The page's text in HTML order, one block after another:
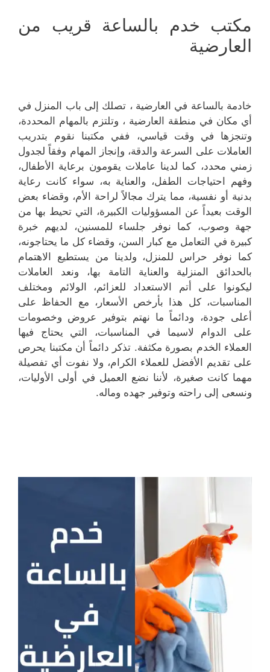
مكتب خدم بالساعة قريب من
العارضية
خادمة بالساعة في العارضية ، تصلك إلى باب المنزل في
أي مكان في منطقة العارضية ، وتلتزم بالمهام المحددة،
وتنجزها في وقت قياسي، ففي مكتبنا نقوم بتدريب
العاملات على السرعة والدقة، وإنجاز المهام وفقاً لجدول
زمني محدد، كما لدينا عاملات يقومون برعاية الأطفال،
وفهم احتياجات الطفل، والعناية به، سواء كانت رعاية
بدنية أو نفسية، مما يترك مجالاً لراحة الأم، وقضاء بعض
الوقت بعيداً عن المسؤوليات الكبيرة، التي تحيط بها من
جهة وصوب، كما نوفر جلساء للمسنين، لديهم خبرة
كبيرة في التعامل مع كبار السن، وقضاء كل ما يحتاجونه،
كما نوفر حراس للمنزل، ولدينا من يستطيع الاهتمام
بالحدائق المنزلية والعناية التامة بها، ونعد العاملات
ليكونوا على أتم الاستعداد للعزائم، الولائم ومختلف
المناسبات، كل هذا بأرخص الأسعار، مع الحفاظ على
أعلى جودة، ودائماً ما نهتم بتوفير عروض وخصومات
على الدوام لاسيما في المناسبات، التي يحتاج فيها
العملاء الخدم بصورة مكثفة. تذكر دائماً أن مكتبنا يحرص
على تقديم الأفضل للعملاء الكرام، ولا نفوت أي تفصيلة
مهما كانت صغيرة، لأننا نضع العميل في أولى الأوليات،
ونسعى إلى راحته وتوفير جهده وماله.